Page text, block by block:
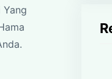
Yang